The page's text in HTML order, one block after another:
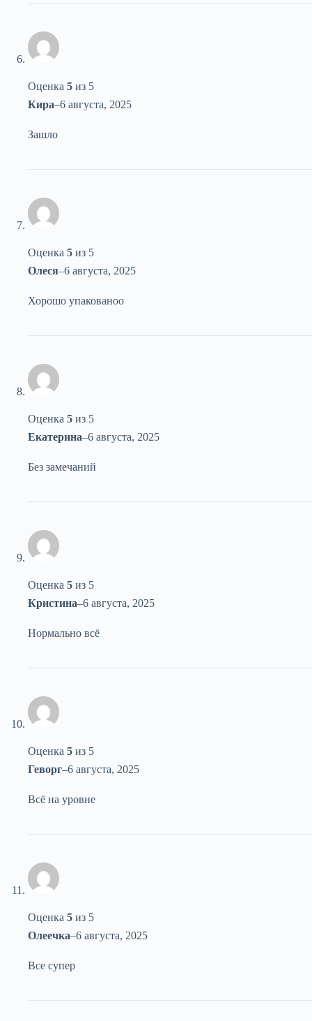
Оценка 5 из 5
Кира–6 августа, 2025
Зашло
Оценка 5 из 5
Олеся–6 августа, 2025
Хорошо упакованоо
Оценка 5 из 5
Екатерина–6 августа, 2025
Без замечаний
Оценка 5 из 5
Кристина–6 августа, 2025
Нормально всё
Оценка 5 из 5
Геворг–6 августа, 2025
Всё на уровне
Оценка 5 из 5
Олеечка–6 августа, 2025
Все супер